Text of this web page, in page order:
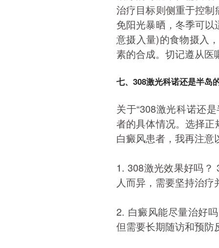
治疗目标则侧重于控
免阳光暴晒，冬季可
意摄入量)的食物摄入
素的合成。切记遵从医
七、308激光科诺还是半岛
关于“308激光科诺还
者的具体情况。选择
白癜风患者，我再注意
1. 308激光效果好吗？
人而异，需要坚持治
2. 白癜风能尽量治好
但需要长期随访和预防